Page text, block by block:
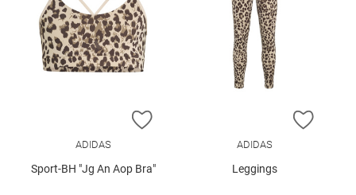
ZUR WUNSCHLISTE HINZUFÜGEN
ADIDAS
Sport-BH "Jg An Aop Bra"
ZUR
ADIDAS
Leggings